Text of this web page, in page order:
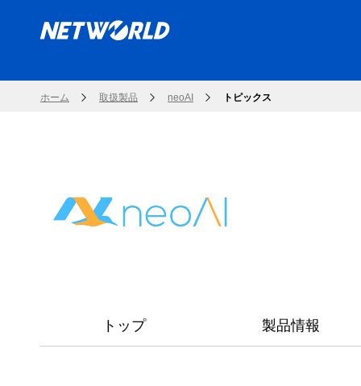
ホーム 取扱製品 neoAI トピックス
トップ 製品情報